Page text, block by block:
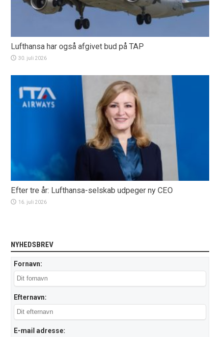
Lufthansa har også afgivet bud på TAP
30. juli 2026
Efter tre år: Lufthansa-selskab udpeger ny CEO
16. juli 2026
NYHEDSBREV
Fornavn:
Efternavn:
E-mail adresse: